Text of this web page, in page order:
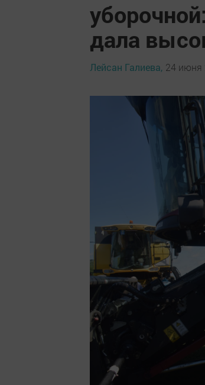
дала
Лейсан Галиева, 24 июня